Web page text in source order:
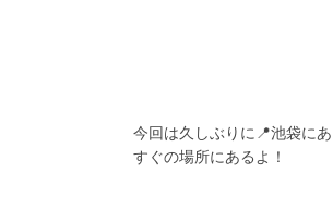
今回は久しぶりに📍池袋に
すぐの場所にあるよ！